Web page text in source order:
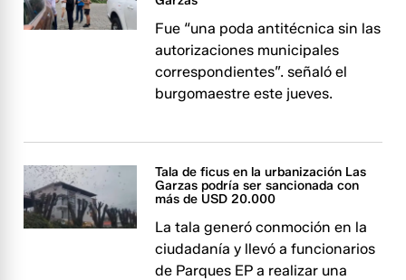
Fue “una poda antitécnica sin las
autorizaciones municipales
correspondientes”. señaló el
burgomaestre este jueves.
Tala de ficus en la urbanización Las
Garzas podría ser sancionada con
más de USD 20.000
La tala generó conmoción en la
ciudadanía y llevó a funcionarios
de Parques EP a realizar una